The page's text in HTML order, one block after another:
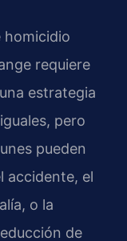
homicidio
requiere
estrategia
pero
pueden
accidente, el
o la
de